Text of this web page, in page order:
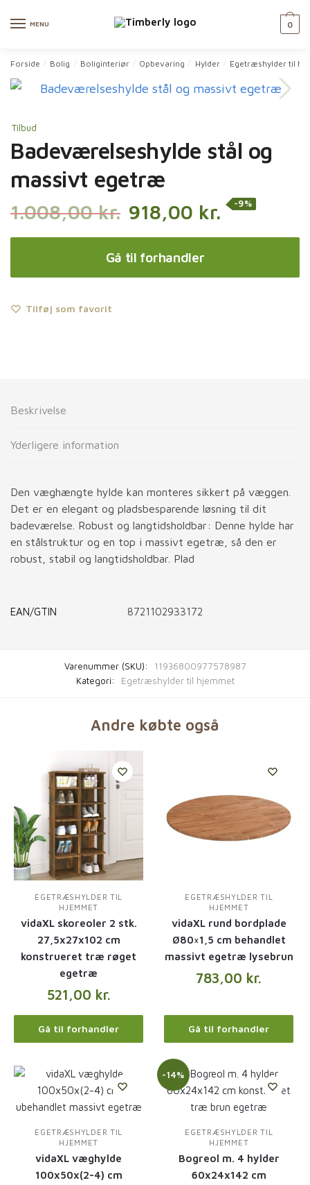
MENU 0
Forside / Bolig / Boliginteriør / Opbevaring / Hylder / Egetræshylder til
Tilbud
Badeværelseshylde stål og
massivt egetræ
1.008,00kr. 918,00 kr. -9%
Gå til forhandler
Tilføj som favorit
Beskrivelse
Yderligere information
Den væghængte hylde kan monteres sikkert på væggen.
Det er en elegant og pladsbesparende løsning til dit
badeværelse. Robust og langtidsholdbar: Denne hylde har
en stålstruktur og en top i massivt egetræ, så den er
robust, stabil og langtidsholdbar. Plad
EAN/GTIN 8721102933172
Varenummer (SKU):
11936800977578987
Kategori:
Egetræshylder til hjemmet
Andre købte også
EGETRÆSHYLDER TIL
HJEMMET
vidaXL skoreoler 2 stk.
27,5x27x102 cm
konstrueret træ røget
egetræ
521,00 kr.
Gå til forhandler
EGETRÆSHYLDER TIL
HJEMMET
vidaXL rund bordplade
Ø80×1,5 cm behandlet
massivt egetræ lysebrun
783,00 kr.
Gå til forhandler
EGETRÆSHYLDER TIL
HJEMMET
vidaXL væghylde
100x50x(2-4) cm
-14%
EGETRÆSHYLDER TIL
HJEMMET
Bogreol m. 4 hylder
60x24x142 cm